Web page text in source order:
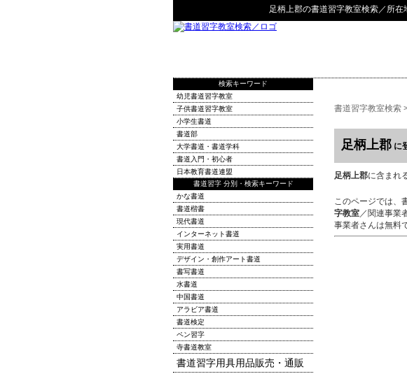
足柄上郡の書道習字教室検索／所在
書道習字教室検索
足柄上郡 に
足柄上郡に含まれ
このページでは、
字教室／関連事業
事業者さんは無料
検索キーワード
幼児書道習字教室
子供書道習字教室
小学生書道
書道部
大学書道・書道学科
書道入門・初心者
日本教育書道連盟
書道習字 分別・検索キーワード
かな書道
書道楷書
現代書道
インターネット書道
実用書道
デザイン・創作アート書道
書写書道
水書道
中国書道
アラビア書道
書道検定
ペン習字
寺書道教室
書道習字用具用品販売・通販